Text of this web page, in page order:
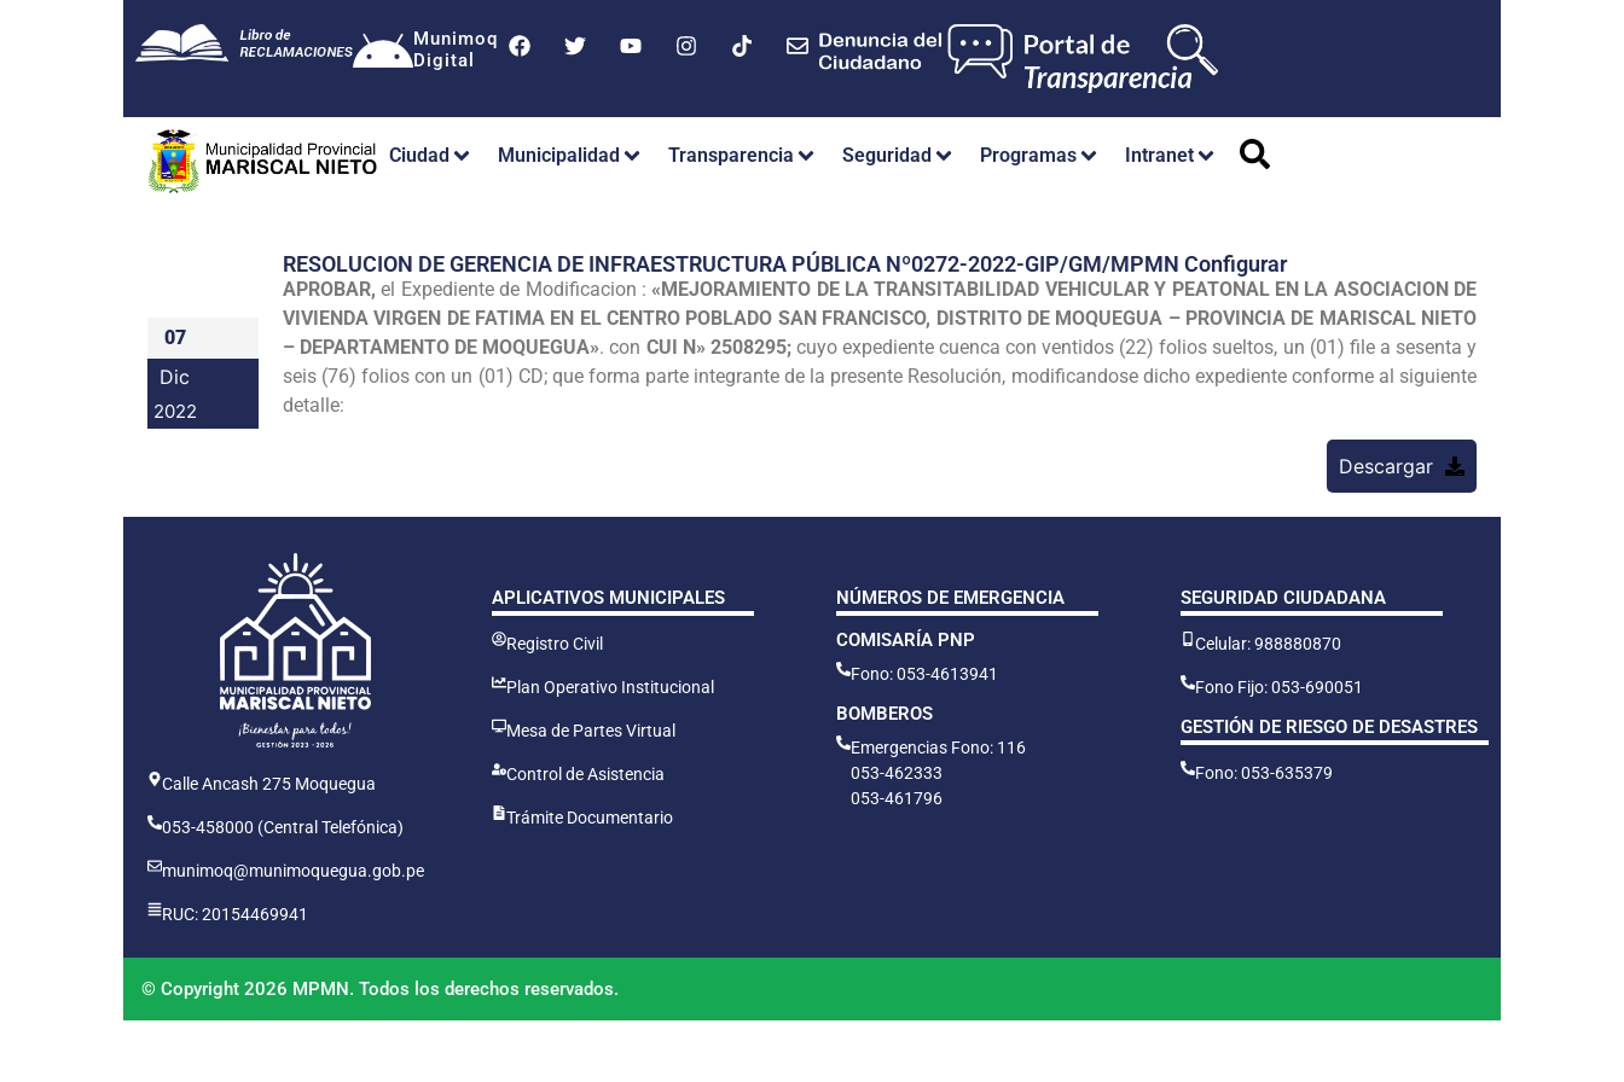
Munimoq
Digital
Ciudad Municipalidad Transparencia Seguridad Programas Intranet
07
Dic
2022
RESOLUCION DE GERENCIA DE INFRAESTRUCTURA PÚBLICA Nº0272-2022-GIP/GM/MPMN Configurar
APROBAR, el Expediente de Modificacion : «MEJORAMIENTO DE LA TRANSITABILIDAD VEHICULAR Y PEATONAL EN LA ASOCIACION DE
VIVIENDA VIRGEN DE FATIMA EN EL CENTRO POBLADO SAN FRANCISCO, DISTRITO DE MOQUEGUA – PROVINCIA DE MARISCAL NIETO
– DEPARTAMENTO DE MOQUEGUA». con CUI N» 2508295;cuyo expediente cuenca con ventidos (22) folios sueltos, un (01) file a sesenta y
seis (76) folios con un (01) CD; que forma parte integrante de la presente Resolución, modificandose dicho expediente conforme al siguiente
detalle:
Descargar
Calle Ancash 275 Moquegua
053-458000 (Central Telefónica)
munimoq@munimoquegua.gob.pe
RUC: 20154469941
APLICATIVOS MUNICIPALES
Registro Civil
Plan Operativo Institucional
Mesa de Partes Virtual
Control de Asistencia
Trámite Documentario
NÚMEROS DE EMERGENCIA
COMISARÍA PNP
Fono: 053-4613941
BOMBEROS
Emergencias Fono: 116
053-462333
053-461796
SEGURIDAD CIUDADANA
Celular: 988880870
Fono Fijo: 053-690051
GESTIÓN DE RIESGO DE DESASTRES
Fono: 053-635379
© Copyright 2026 MPMN. Todos los derechos reservados.